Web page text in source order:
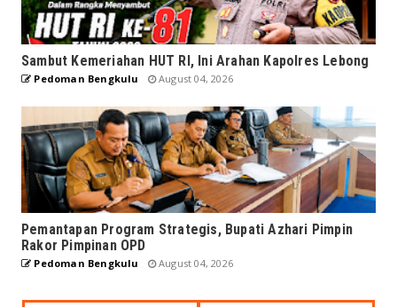
Sambut Kemeriahan HUT RI, Ini Arahan Kapolres Lebong
Pedoman Bengkulu August 04, 2026
Pemantapan Program Strategis, Bupati Azhari Pimpin
Rakor Pimpinan OPD
Pedoman Bengkulu August 04, 2026